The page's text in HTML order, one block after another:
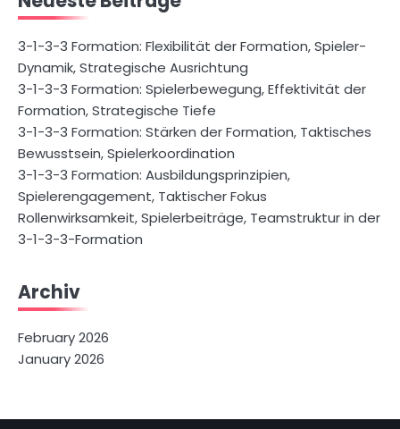
3-1-3-3 Formation: Flexibilität der Formation, Spieler-
Dynamik, Strategische Ausrichtung
3-1-3-3 Formation: Spielerbewegung, Effektivität der
Formation, Strategische Tiefe
3-1-3-3 Formation: Stärken der Formation, Taktisches
Bewusstsein, Spielerkoordination
3-1-3-3 Formation: Ausbildungsprinzipien,
Spielerengagement, Taktischer Fokus
Rollenwirksamkeit, Spielerbeiträge, Teamstruktur in der
3-1-3-3-Formation
Archiv
February 2026
January 2026